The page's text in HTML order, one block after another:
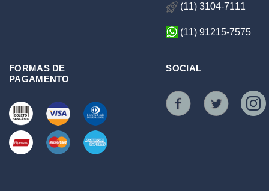
(11) 3104-7111
(11) 91215-7575
FORMAS DE
PAGAMENTO
SOCIAL